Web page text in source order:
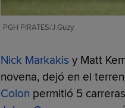
PGH PIRATES/J.Guzy
Nick Markakis y Matt
novena, dejó en el
Colon permitió 5